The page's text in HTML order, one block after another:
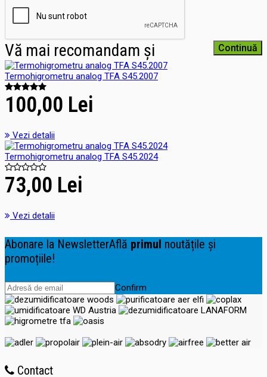
Continuă
Vă mai recomandam și
Termohigrometru analog TFA S45.2007
100,00 Lei
Vezi detalii
Termohigrometru analog TFA S45.2024
73,00 Lei
Vezi detalii
Abonare la NewsletterAflă primul noutățile și
promoțiile!
Confirm
Contact